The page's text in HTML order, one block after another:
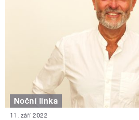
Noční linka
11. září 2022